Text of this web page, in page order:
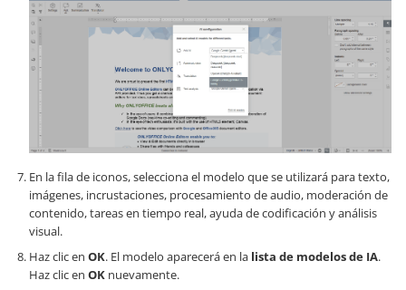
En la fila de iconos, selecciona el modelo que se utilizará para texto,
imágenes, incrustaciones, procesamiento de audio, moderación de
contenido, tareas en tiempo real, ayuda de codificación y análisis
visual.
Haz clic en OK. El modelo aparecerá en la lista de modelos de IA.
Haz clic en OK nuevamente.